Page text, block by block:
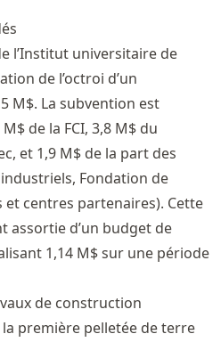
l’Institut universitaire de
de l’octroi d’un
M$. La subvention est
de la FCI, 3,8 M$ du
et 1,9 M$ de la part des
Fondation de
et centres partenaires). Cette
assortie d’un budget de
1,14 M$ sur une période
de construction
première pelletée de terre